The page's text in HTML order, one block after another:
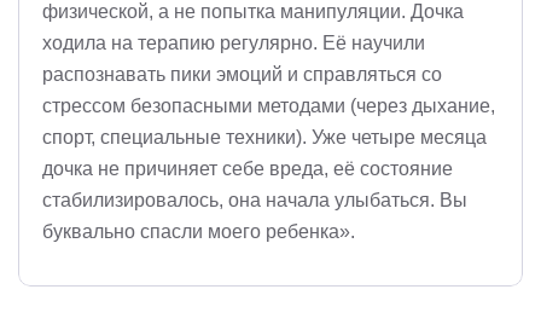
физической, а не попытка манипуляции. Дочка
ходила на терапию регулярно. Её научили
распознавать пики эмоций и справляться со
стрессом безопасными методами (через дыхание,
спорт, специальные техники). Уже четыре месяца
дочка не причиняет себе вреда, её состояние
стабилизировалось, она начала улыбаться. Вы
буквально спасли моего ребенка».